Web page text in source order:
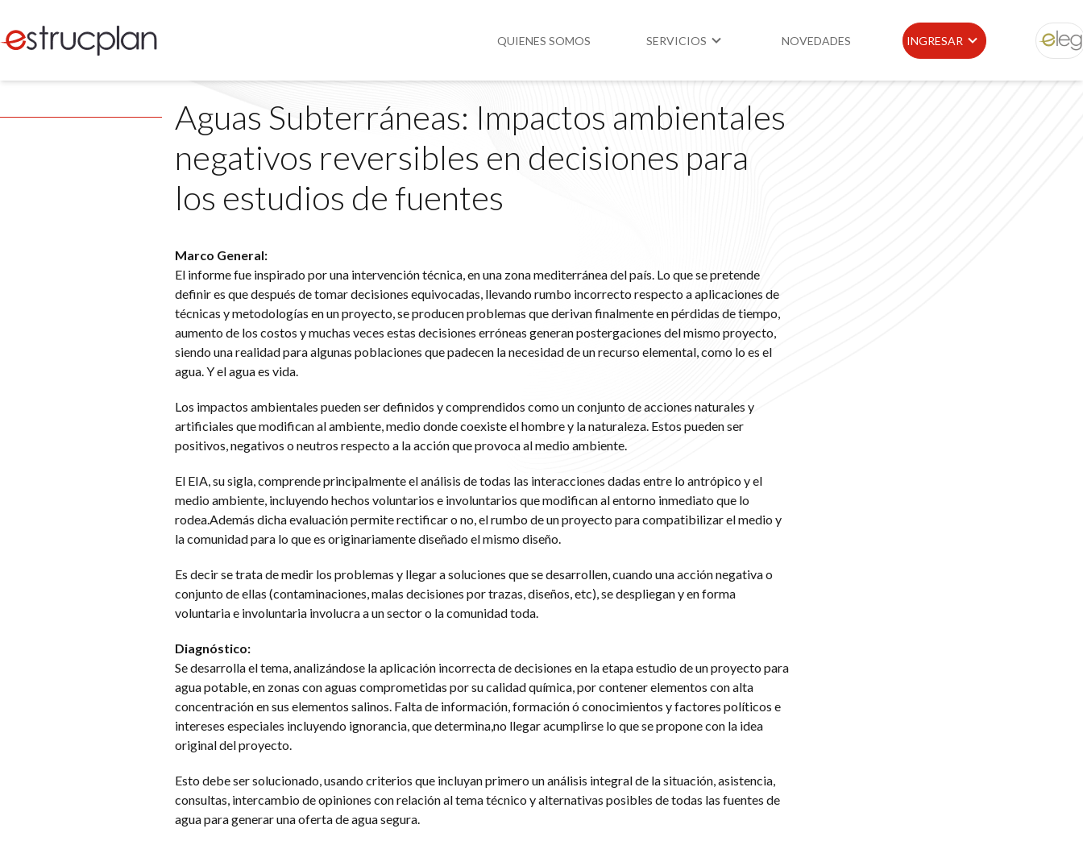
QUIENES SOMOS SERVICIOS
Higiene y Seguridad
Medio Ambiente
NOVEDADES INGRESAR ELEG
Aguas Subterráneas: Impactos ambientales
negativos reversibles en decisiones para
los estudios de fuentes
Marco General:
El informe fue inspirado por una intervención técnica, en una zona mediterránea del país. Lo que se pretende
definir es que después de tomar decisiones equivocadas, llevando rumbo incorrecto respecto a aplicaciones de
técnicas y metodologías en un proyecto, se producen problemas que derivan finalmente en pérdidas de tiempo,
aumento de los costos y muchas veces estas decisiones erróneas generan postergaciones del mismo proyecto,
siendo una realidad para algunas poblaciones que padecen la necesidad de un recurso elemental, como lo es el
agua. Y el agua es vida.
Los impactos ambientales pueden ser definidos y comprendidos como un conjunto de acciones naturales y
artificiales que modifican al ambiente, medio donde coexiste el hombre y la naturaleza. Estos pueden ser
positivos, negativos o neutros respecto a la acción que provoca al medio ambiente.
El EIA, su sigla, comprende principalmente el análisis de todas las interacciones dadas entre lo antrópico y el
medio ambiente, incluyendo hechos voluntarios e involuntarios que modifican al entorno inmediato que lo
rodea.Además dicha evaluación permite rectificar o no, el rumbo de un proyecto para compatibilizar el medio y
la comunidad para lo que es originariamente diseñado el mismo diseño.
Es decir se trata de medir los problemas y llegar a soluciones que se desarrollen, cuando una acción negativa o
conjunto de ellas (contaminaciones, malas decisiones por trazas, diseños, etc), se despliegan y en forma
voluntaria e involuntaria involucra a un sector o la comunidad toda.
Diagnóstico:
Se desarrolla el tema, analizándose la aplicación incorrecta de decisiones en la etapa estudio de un proyecto para
agua potable, en zonas con aguas comprometidas por su calidad química, por contener elementos con alta
concentración en sus elementos salinos. Falta de información, formación ó conocimientos y factores políticos e
intereses especiales incluyendo ignorancia, que determina,no llegar acumplirse lo que se propone con la idea
original del proyecto.
Esto debe ser solucionado, usando criterios que incluyan primero un análisis integral de la situación, asistencia,
consultas, intercambio de opiniones con relación al tema técnico y alternativas posibles de todas las fuentes de
agua para generar una oferta de agua segura.